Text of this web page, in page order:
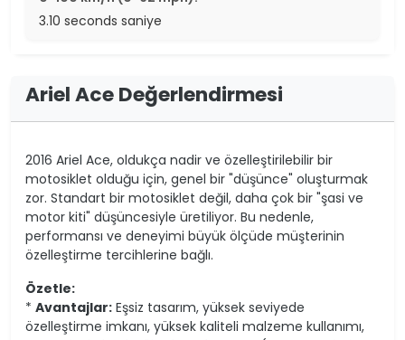
3.10 seconds saniye
Ariel Ace Değerlendirmesi
2016 Ariel Ace, oldukça nadir ve özelleştirilebilir bir
motosiklet olduğu için, genel bir "düşünce" oluşturmak
zor. Standart bir motosiklet değil, daha çok bir "şasi ve
motor kiti" düşüncesiyle üretiliyor. Bu nedenle,
performansı ve deneyimi büyük ölçüde müşterinin
özelleştirme tercihlerine bağlı.
Özetle:
* Avantajlar: Eşsiz tasarım, yüksek seviyede
özelleştirme imkanı, yüksek kaliteli malzeme kullanımı,